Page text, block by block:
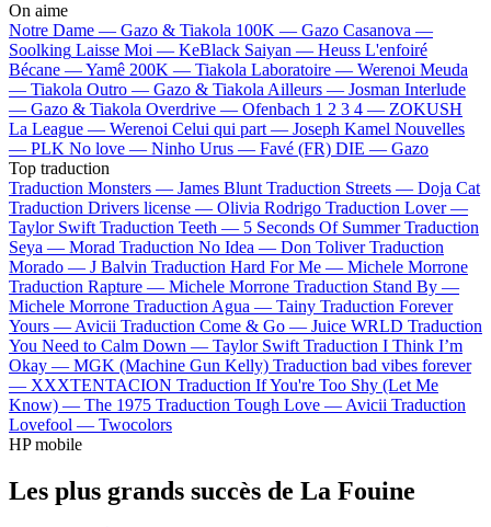
On aime
Notre Dame — Gazo & Tiakola 100K — Gazo Casanova —
Soolking Laisse Moi — KeBlack Saiyan — Heuss L'enfoiré
Bécane —Yamê 200K — Tiakola Laboratoire — Werenoi Meuda
— Tiakola Outro — Gazo & TiakolaAilleurs — Josman Interlude
— Gazo & Tiakola Overdrive — Ofenbach 1 2 3 4 — ZOKUSH
La League — Werenoi Celui qui part — Joseph Kamel Nouvelles
— PLK No love — Ninho Urus — Favé (FR) DIE — Gazo
Top traduction
Traduction Monsters — James Blunt Traduction Streets — Doja Cat
Traduction Drivers license — Olivia Rodrigo Traduction Lover —
Taylor Swift Traduction Teeth — 5 Seconds Of Summer Traduction
Seya — Morad Traduction No Idea — Don Toliver Traduction
Morado — J Balvin Traduction Hard For Me — Michele Morrone
Traduction Rapture — Michele Morrone Traduction Stand By —
Michele Morrone Traduction Agua — Tainy Traduction Forever
Yours —Avicii Traduction Come & Go — Juice WRLD Traduction
You Need to Calm Down — Taylor Swift Traduction I Think I’m
Okay — MGK (Machine Gun Kelly) Traduction bad vibes forever
— XXXTENTACION Traduction If You're Too Shy (Let Me
Know) — The 1975 Traduction Tough Love —Avicii Traduction
Lovefool — Twocolors
HP mobile
Les plus grands succès de La Fouine